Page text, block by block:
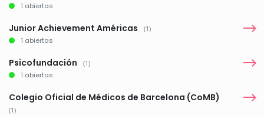
1 abiertas
Junior Achievement Américas (1)
1 abiertas
Psicofundación (1)
1 abiertas
Colegio Oficial de Médicos de Barcelona (CoMB)
(1)